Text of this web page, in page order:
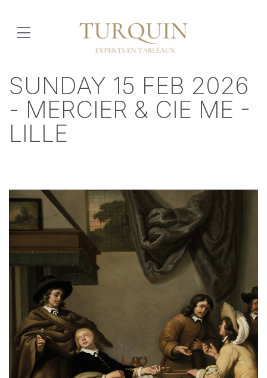
SUNDAY 15 FEB 2026
- MERCIER & CIE ME -
LILLE